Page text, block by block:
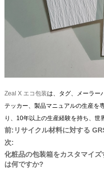
Zeal X エコ包装は、タグ、メーラー
テッカー、製品マニュアルの生産を
り、10年以上の生産経験を持ち、世
前: リサイクル材料に対する
次:
化粧品の包装箱をカスタマイ
は何ですか?